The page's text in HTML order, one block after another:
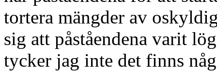
tortera mängder av
sig att påståendena varit
tycker jag inte det finns